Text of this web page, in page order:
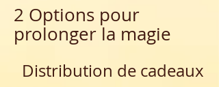
2 Options pour
prolonger la magie
Distribution de cadeaux